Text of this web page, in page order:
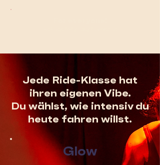
Jede Ride-Klasse hat
ihren eigenen Vibe.
Du wählst, wie intensiv du
heute fahren willst.
Glow